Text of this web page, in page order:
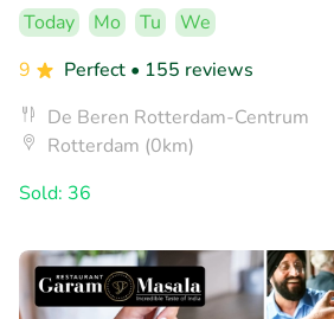
Today Mo Tu
We
9
Perfect • 155 reviews
De Beren Rotterdam-Centrum
Rotterdam (0km)
Sold: 36